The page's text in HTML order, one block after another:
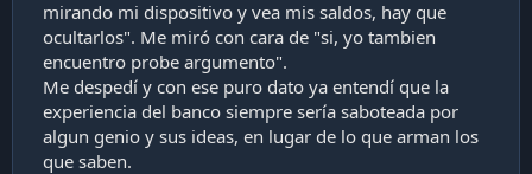
mirando mi dispositivo y vea mis saldos, hay que
ocultarlos". Me miró con cara de "si, yo tambien
encuentro probe argumento".
Me despedí y con ese puro dato ya entendí que la
experiencia del banco siempre sería saboteada por
algun genio y sus ideas, en lugar de lo que arman los
que saben.